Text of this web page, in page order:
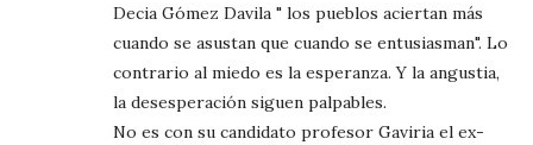
Decia Gómez Davila " los pueblos aciertan más
cuando se asustan que cuando se entusiasman". Lo
contrario al miedo es la esperanza. Y la angustia,
la desesperación siguen palpables.
No es con su candidato profesor Gaviria el ex-